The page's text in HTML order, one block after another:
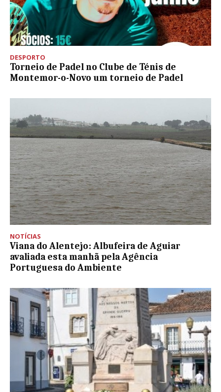
DESPORTO
Torneio de Padel no Clube de Ténis de
Montemor-o-Novo um torneio de Padel
NOTÍCIAS
Viana do Alentejo: Albufeira de Aguiar
avaliada esta manhã pela Agência
Portuguesa do Ambiente